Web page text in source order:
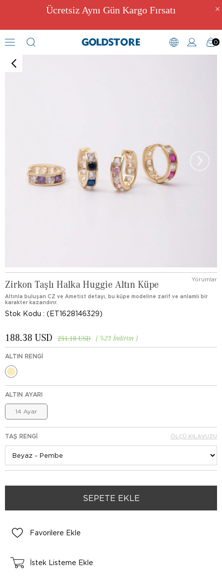
Ücretsiz Aynı Gün Kargo Fırsatı
0
Zirkon Taşlı Küpeler
Zirkon Taşlı Halka Huggie Altın Küpe Yorumlar
Altınla buluşan CZ ve Ametist detayı, bu küpe modeline zarif ve anlamlı bir
karakter kazandırır.
Stok Kodu (ET1628146329)
%25 İndirim
251.18 USD
188.38 USD
ALTIN RENGI
ALTIN AYARI
14 Ayar
TAŞ RENGI ÖLÇÜ KILAVUZU
Favorilere Ekle
İstek Listeme Ekle